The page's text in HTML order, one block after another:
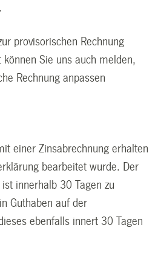
provisorischen Rechnung
können Sie uns auch melden,
Rechnung anpassen
einer Zinsabrechnung erhalten
bearbeitet wurde. Der
innerhalb 30 Tagen zu
Guthaben auf der
ebenfalls innert 30 Tagen